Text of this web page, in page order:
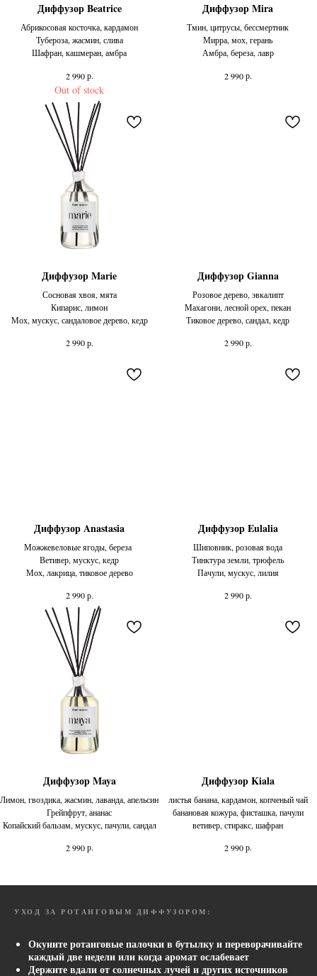
Диффузор Beatrice
Абрикосовая косточка, кардамон
Тубероза, жасмин, слива
Шафран, кашмеран, амбра
2 990 р.
Out of stock
Диффузор Mira
Тмин, цитрусы, бессмертник
Мирра, мох, герань
Амбра, береза, лавр
2 990 р.
Диффузор Marie
Сосновая хвоя, мята
Кипарис, лимон
Мох, мускус, сандаловое дерево, кедр
2 990 р.
Диффузор Gianna
Розовое дерево, эвкалипт
Махагони, лесной орех, пекан
Тиковое дерево, сандал, кедр
2 990 р.
Диффузор Anastasia
Можжевеловые ягоды, береза
Ветивер, мускус, кедр
Мох, лакрица, тиковое дерево
2 990 р.
Диффузор Eulalia
Шиповник, розовая вода
Тинктура земли, трюфель
Пачули, мускус, лилия
2 990 р.
Диффузор Maya
Лимон, гвоздика, жасмин, лаванда, апельсин
Грейпфрут, ананас
Копайский бальзам, мускус, пачули, сандал
2 990 р.
Диффузор Kiala
листья банана, кардамон, копченый чай
банановая кожура, фисташка, пачули
ветивер, стиракс, шафран
2 990 р.
УХОД ЗА РОТАНГОВЫМ ДИФФУЗОРОМ:
Окуните ротанговые палочки в бутылку и переворачивайте
каждый две недели или когда аромат ослабевает
Держите вдали от солнечных лучей и других источников